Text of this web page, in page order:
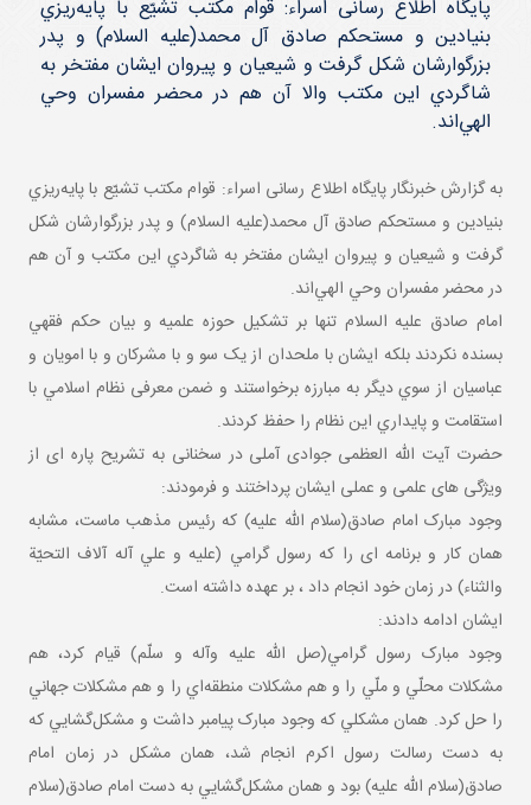
پایگاه اطلاع رسانی اسراء: قوام مكتب تشيّع با پايه‌ريزي
بنيادين و مستحكم صادق آل محمد(عليه السلام) و پدر
بزرگوارشان شكل گرفت و شيعيان و پيروان ايشان مفتخر به
شاگردي اين مكتب والا آن هم در محضر مفسران وحي
الهي‌اند.
به گزارش خبرنگار پایگاه اطلاع رسانی اسراء: قوام مكتب تشيّع با پايه‌ريزي
بنيادين و مستحكم صادق آل محمد(عليه السلام) و پدر بزرگوارشان شكل
گرفت و شيعيان و پيروان ايشان مفتخر به شاگردي اين مكتب و آن هم
در محضر مفسران وحي الهي‌اند.
امام صادق علیه السلام تنها بر تشکیل حوزه علميه و بیان حکم فقهي
بسنده نکردند بلکه ایشان با ملحدان از يک سو و با مشرکان و با امويان و
عباسيان از سوي ديگر به مبارزه برخواستند و ضمن معرفی نظام اسلامي با
استقامت و پايداري اين نظام را حفظ کردند.
حضرت آیت الله العظمی جوادی آملی در سخنانی به تشریح پاره ای از
ویژگی های علمی و عملی ایشان پرداختند و فرمودند:
وجود مبارک امام صادق(سلام الله عليه) که رئيس مذهب ماست، مشابه
همان کار و برنامه ای را که رسول گرامي (عليه و علي آله آلاف التحيّة
والثناء) در زمان خود انجام داد ، بر عهده داشته است.
ایشان ادامه دادند:
وجود مبارک رسول گرامي(صل الله عليه وآله و سلّم) قيام کرد، هم
مشکلات محلّي و ملّي را و هم مشکلات منطقه‌اي را و هم مشکلات جهاني
را حل کرد. همان مشکلي که وجود مبارک پيامبر داشت و مشکل‌گشايي که
به دست رسالت رسول اکرم انجام شد، همان مشکل در زمان امام
صادق(سلام الله عليه) بود و همان مشکل‌گشايي به دست امام صادق(سلام